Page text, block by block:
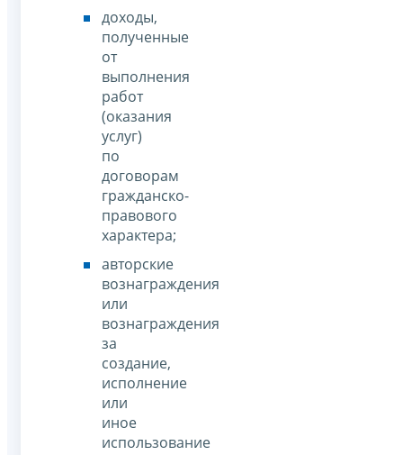
доходы,
полученные
от
выполнения
работ
(оказания
услуг)
по
договорам
гражданско-
правового
характера;
авторские
вознаграждения
или
вознаграждения
за
создание,
исполнение
или
иное
использование